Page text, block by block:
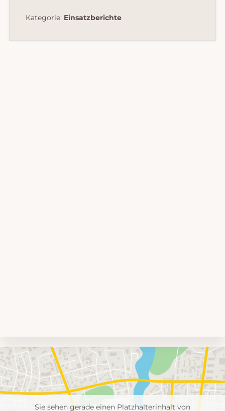
Kategorie: Einsatzberichte
Umgebungskarte
mit
Feuerwehr-
Einheiten
Sie sehen gerade einen Platzhalterinhalt von